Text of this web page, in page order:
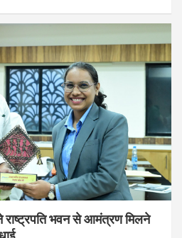
राष्ट्रपति भवन से आमंत्रण मिलने